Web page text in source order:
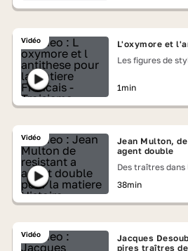
Vidéo
L'oxymore et
Les figures de
1min
Vidéo
Jean Multon,
agent double
Des traîtres
38min
Vidéo
Jacques
pires traîtres